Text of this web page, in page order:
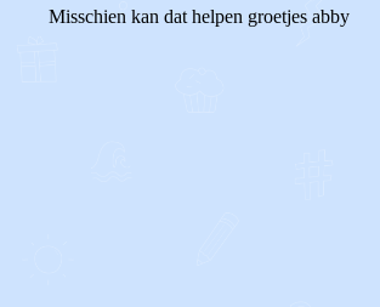
Misschien kan dat helpen groetjes abby